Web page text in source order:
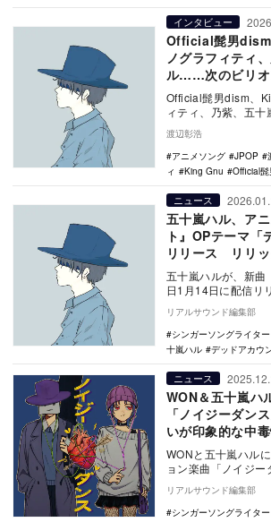
インタビュー
Official髭男
ノグラフィティ
ル……次のビリオ
る？ 冬アニメ注
Official髭男dism、
ィティ、乃紫、五
目主題歌を紹介する。
渡辺彰浩
アニメソング
JPOP
ィ
King Gnu Official髭
ニュース
五十嵐ハル、ア
ト』OPテーマ「
リリース リリ
五十嵐ハルが、新曲
日1月14日に配信リ
同曲のリリックビ
十嵐ハ…
リアルサウンド編集部
シンガーソングライター
十嵐ハル
デッドアカウ
ニュース
WON＆五十嵐ハ
「ノイジーダン
いが印象的な中
WONと五十嵐ハル
ョン楽曲「ノイジ
に配信リリースされる。 本楽曲
曲…
リアルサウンド編集部
シンガーソングライター